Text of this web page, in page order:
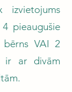
izvietojums
pieaugušie
VAI 2
ir ar divām